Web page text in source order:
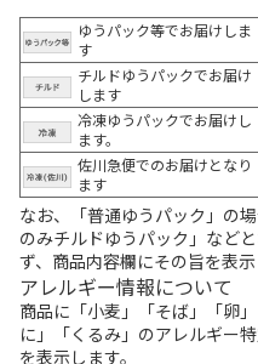
ゆうパック等でお届けしま
す
チルドゆうパックでお届け
します
冷凍ゆうパックでお届けし
ます。
佐川急便でのお届けとなり
ます
なお、「普通ゆうパック」の
のみチルドゆうパック」など
ず、商品内容欄にその旨を表示
アレルギー情報について
商品に「小麦」「そば」「卵
に」「くるみ」のアレルギー
を表示します。